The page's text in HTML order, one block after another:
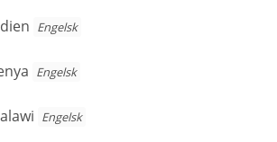
Engelsk
Engelsk
Engelsk